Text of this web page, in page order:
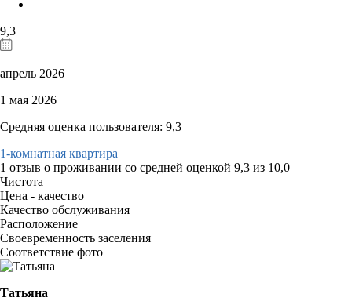
9,3
апрель 2026
1 мая 2026
Средняя оценка пользователя: 9,3
1-комнатная квартира
1 отзыв о проживании со средней оценкой 9,3 из 10,0
Чистота
Цена - качество
Качество обслуживания
Расположение
Своевременность заселения
Соответствие фото
Татьяна